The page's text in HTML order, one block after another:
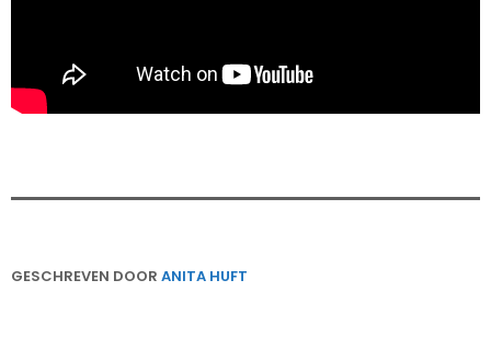
GESCHREVEN DOOR ANITA HUFT